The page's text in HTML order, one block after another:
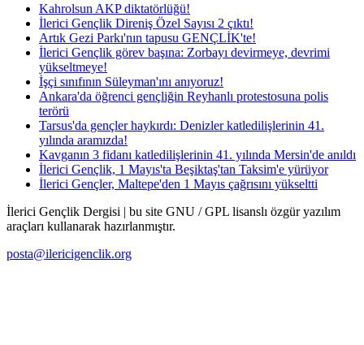
Kahrolsun AKP diktatörlüğü!
İlerici Gençlik Direniş Özel Sayısı 2 çıktı!
Artık Gezi Parkı'nın tapusu GENÇLİK'te!
İlerici Gençlik görev başına: Zorbayı devirmeye, devrimi
yükseltmeye!
İşçi sınıfının Süleyman'ını anıyoruz!
Ankara'da öğrenci gençliğin Reyhanlı protestosuna polis
terörü
Tarsus'da gençler haykırdı: Denizler katledilişlerinin 41.
yılında aramızda!
Kavganın 3 fidanı katledilişlerinin 41. yılında Mersin'de anıldı
İlerici Gençlik, 1 Mayıs'ta Beşiktaş'tan Taksim'e yürüyor
İlerici Gençler, Maltepe'den 1 Mayıs çağrısını yükseltti
İlerici Gençlik Dergisi | bu site GNU / GPL lisanslı özgür yazılım
araçları kullanarak hazırlanmıştır.
posta@ilericigenclik.org